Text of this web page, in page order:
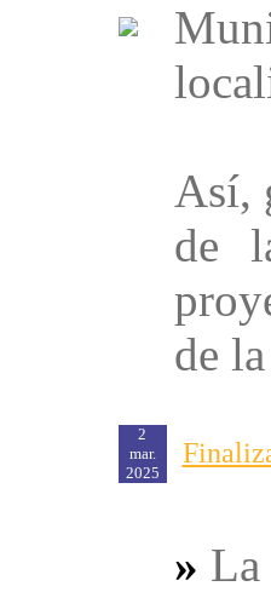
Así,
de
de
2
mar.
2025
» La